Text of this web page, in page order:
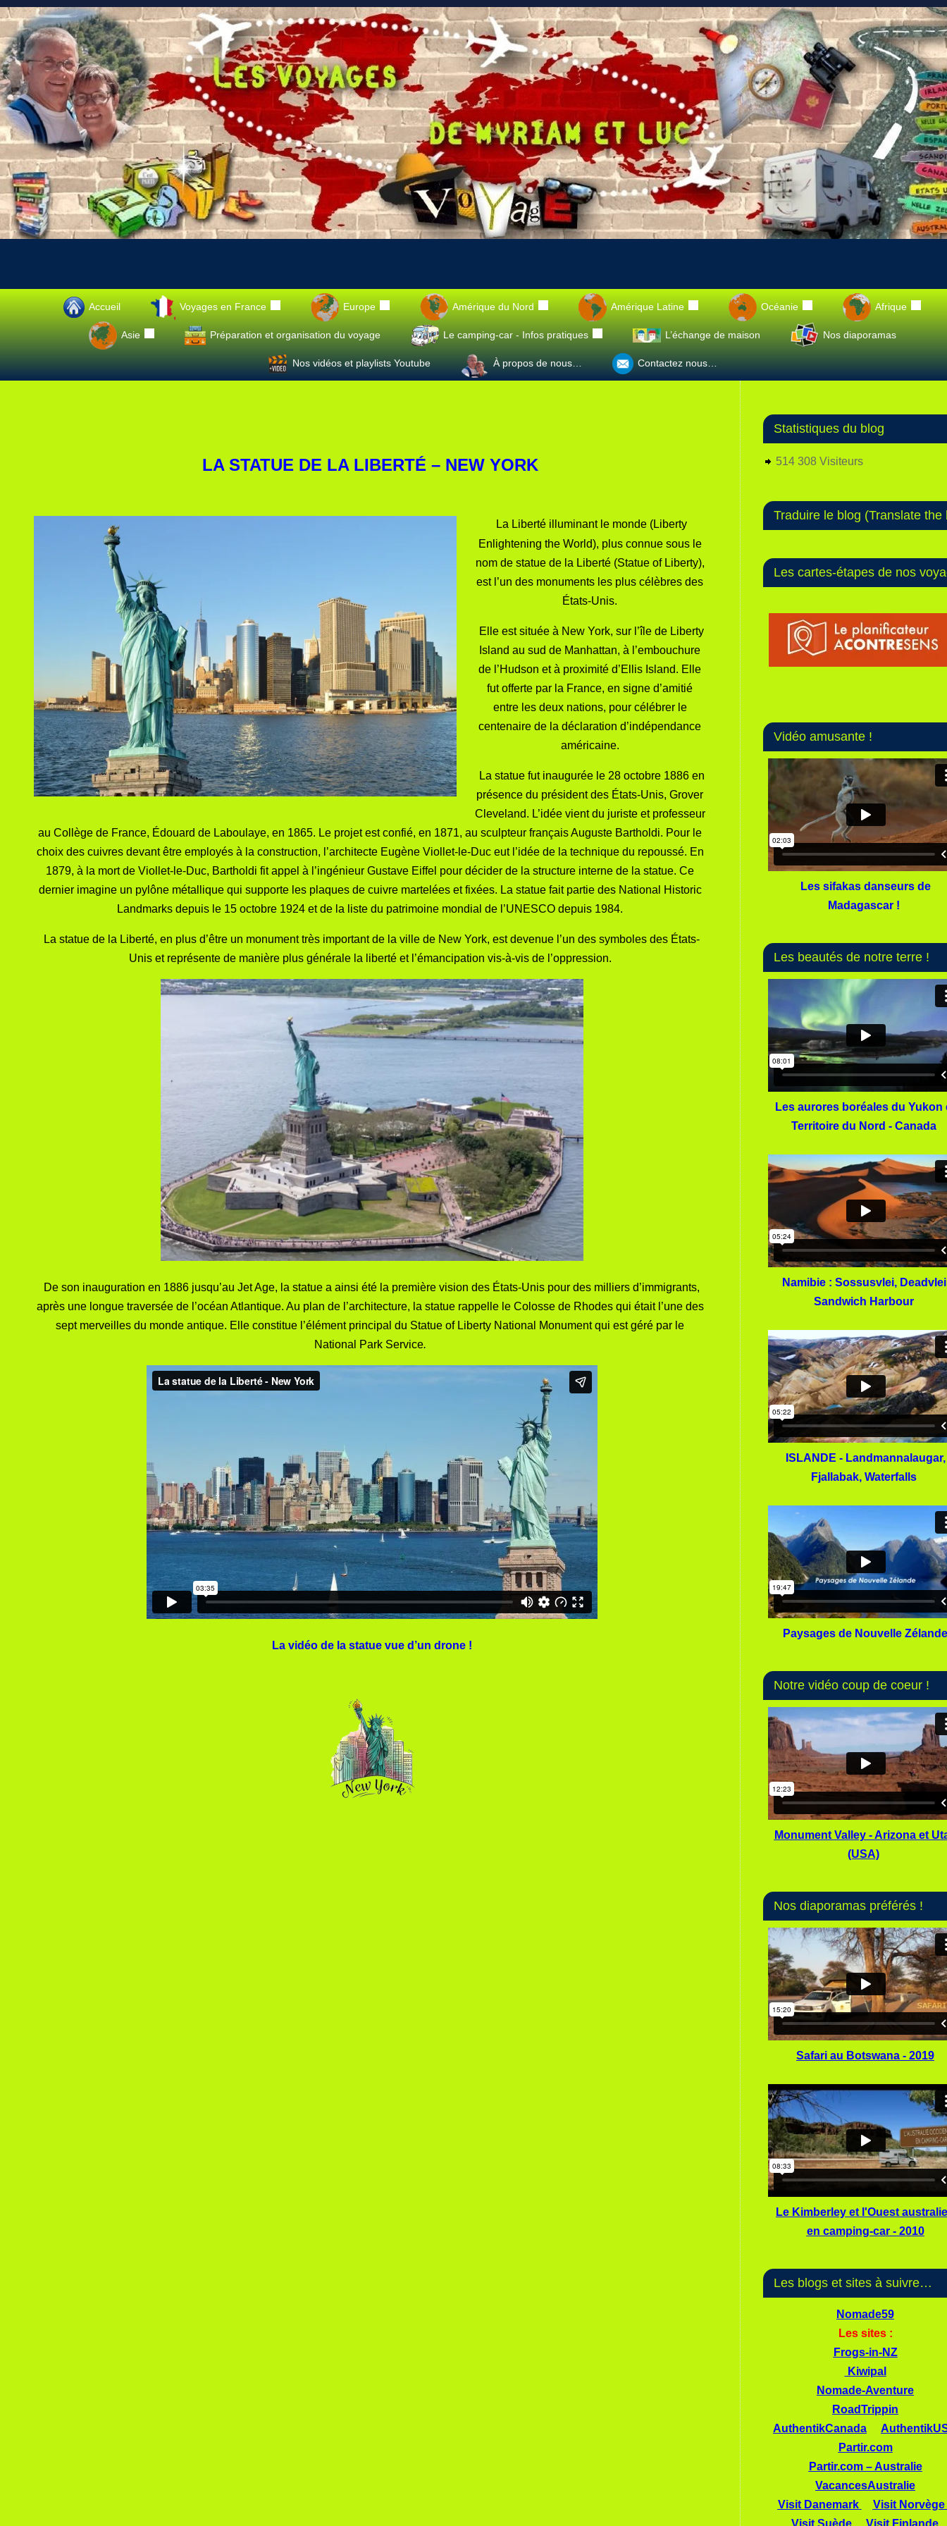
Accueil Voyages en France Europe Amérique du Nord Amérique Latine Océanie Afrique
Asie Préparation et organisation du voyage Le camping-car - Infos pratiques L’échange de maison Nos diaporamas
Nos vidéos et playlists Youtube À propos de nous… Contactez nous…
LA STATUE DE LA LIBERTÉ – NEW YORK
La Liberté illuminant le monde (Liberty
Enlightening the World), plus connue sous le
nom de statue de la Liberté (Statue of Liberty),
est l’un des monuments les plus célèbres des
États-Unis.
Elle est située à New York, sur l’île de Liberty
Island au sud de Manhattan, à l’embouchure
de l’Hudson et à proximité d’Ellis Island. Elle
fut offerte par la France, en signe d’amitié
entre les deux nations, pour célébrer le
centenaire de la déclaration d’indépendance
américaine.
La statue fut inaugurée le 28 octobre 1886en
présence du président des États-Unis, Grover
Cleveland. L’idée vient du juriste et professeur
au Collège de France, Édouard de Laboulaye, en 1865. Le projet est confié, en 1871, au sculpteur françaisAuguste Bartholdi. Pour le
choix des cuivresdevant être employés à la construction, l’architecte Eugène Viollet-le-Duceut l’idée de la technique du repoussé. En
1879, à la mort de Viollet-le-Duc, Bartholdi fit appel à l’ingénieur Gustave Eiffel pour décider de la structure interne de la statue. Ce
dernier imagine un pylône métallique qui supporte les plaques de cuivre martelées et fixées. La statue fait partie des National Historic
Landmarks depuis le 15 octobre 1924 et de la liste du patrimoine mondial de l’UNESCO depuis 1984.
La statue de la Liberté, en plus d’être un monument très important de la ville de New York, est devenue l’un des symboles des États-
Uniset représente de manière plus générale la libertéet l’émancipation vis-à-vis de l’oppression.
De son inauguration en 1886 jusqu’au Jet Age, la statue a ainsi été la première vision des États-Unis pour des milliers d’immigrants,
après une longue traversée de l’océan Atlantique. Au plan de l’architecture, la statue rappelle le Colosse de Rhodesqui était l’une des
sept merveilles du monde antique. Elle constitue l’élément principal du Statue of Liberty National Monument qui est géré par le
National Park Service.
La vidéo de la statue vue d’un drone !
Statistiques du blog
514 308 Visiteurs
Traduire le blog (Translate the
Les cartes-étapes de nos
Vidéo amusante !
Les sifakas danseurs de
Madagascar !
Les beautés de notre terre !
Les aurores boréales du Yukon
Territoire du Nord - Canada
Namibie : Sossusvlei,
Sandwich Harbour
ISLANDE - Landmannalaugar,
Fjallabak, Waterfalls
Paysages de Nouvelle Zélande
Notre vidéo coup de coeur !
Monument Valley - Arizona et
(USA)
Nos diaporamas préférés !
Safari au Botswana - 2019
Le Kimberley et l'Ouest
en camping-car - 2010
Les blogs et sites à suivre…
Nomade59
Les sites :
Frogs-in-NZ
Kiwipal
Nomade-Aventure
RoadTrippin
AuthentikCanada
Partir.com
Partir.com – Australie
VacancesAustralie
Visit Danemark
Visit Norvège
Visit Suède
Visit Finlande